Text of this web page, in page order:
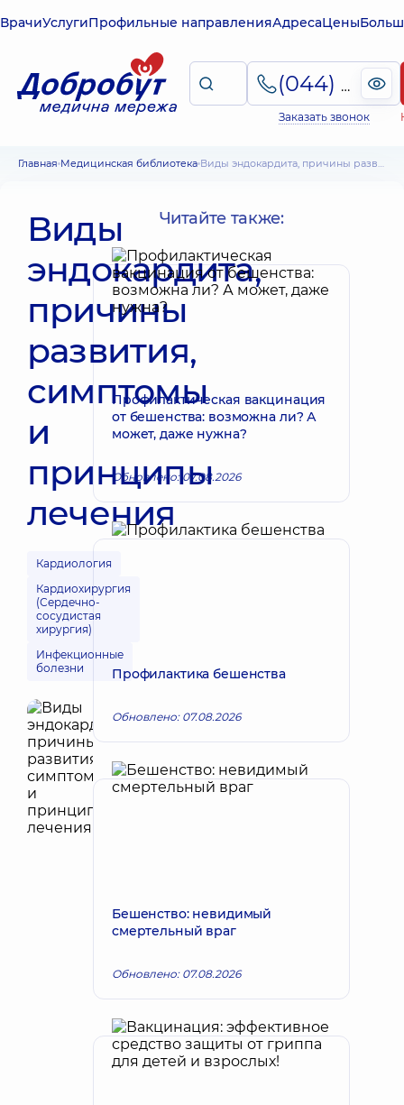
ВрачиУслугиПрофильные направленияАдресаЦены
(044) 495-2-888
Заказать звонок
Главная Медицинская библиотека Виды эндокардита, причины развития, симптомы и принципы лечения
Виды
эндокардита,
причины
развития,
симптомы
и
принципы
лечения
Кардиология
Кардиохирургия
(Сердечно-
сосудистая
хирургия)
Инфекционные
болезни
Читайте также:
Профилактическая вакцинация
от бешенства: возможна ли? А
может, даже нужна?
Обновлено: 07.08.2026
Профилактика бешенства
Обновлено: 07.08.2026
Бешенство: невидимый
смертельный враг
Обновлено: 07.08.2026